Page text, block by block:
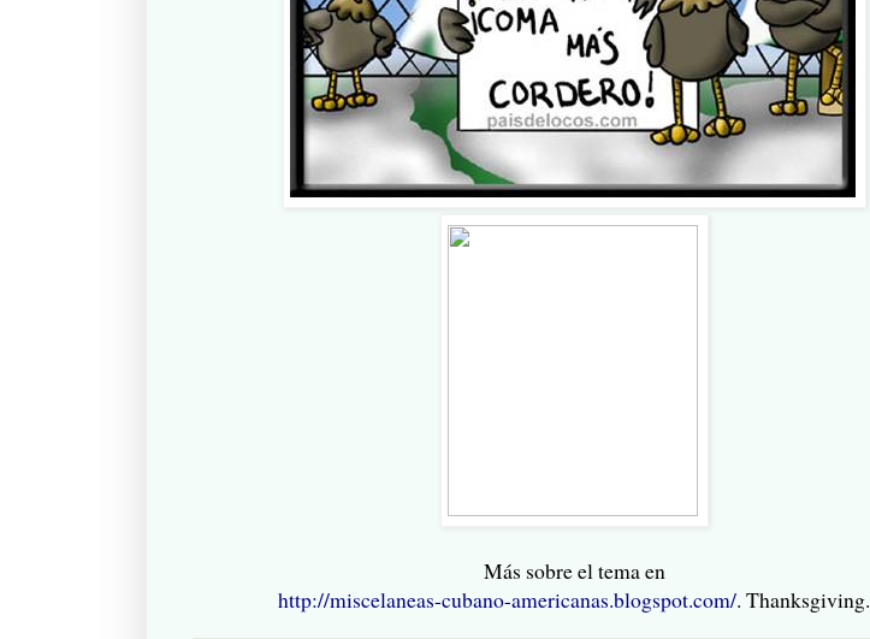
Más sobre el tema en
http://miscelaneas-cubano-americanas.blogspot.com/. Thanksgiving.